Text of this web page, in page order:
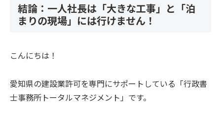
結論：一人社長は「大きな工事」と「泊
まりの現場」には行けません！
こんにちは！
愛知県の建設業許可を専門にサポートしている「行政書
士事務所トータルマネジメント」です。